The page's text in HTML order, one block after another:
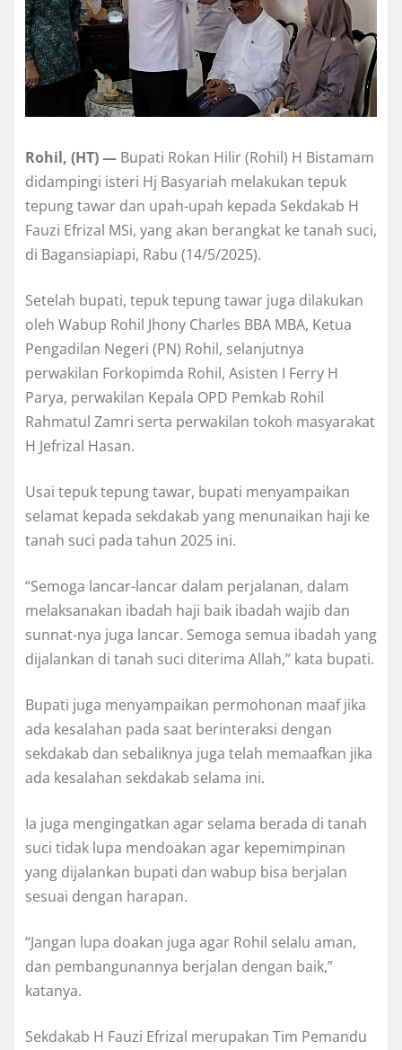
Rohil, (HT) — Bupati Rokan Hilir (Rohil) H Bistamam
didampingi isteri Hj Basyariah melakukan tepuk
tepung tawar dan upah-upah kepada Sekdakab H
Fauzi Efrizal MSi, yang akan berangkat ke tanah suci,
di Bagansiapiapi, Rabu (14/5/2025).
Setelah bupati, tepuk tepung tawar juga dilakukan
oleh Wabup Rohil Jhony Charles BBA MBA, Ketua
Pengadilan Negeri (PN) Rohil, selanjutnya
perwakilan Forkopimda Rohil, Asisten I Ferry H
Parya, perwakilan Kepala OPD Pemkab Rohil
Rahmatul Zamri serta perwakilan tokoh masyarakat
H Jefrizal Hasan.
Usai tepuk tepung tawar, bupati menyampaikan
selamat kepada sekdakab yang menunaikan haji ke
tanah suci pada tahun 2025 ini.
“Semoga lancar-lancar dalam perjalanan, dalam
melaksanakan ibadah haji baik ibadah wajib dan
sunnat-nya juga lancar. Semoga semua ibadah yang
dijalankan di tanah suci diterima Allah,” kata bupati.
Bupati juga menyampaikan permohonan maaf jika
ada kesalahan pada saat berinteraksi dengan
sekdakab dan sebaliknya juga telah memaafkan jika
ada kesalahan sekdakab selama ini.
Ia juga mengingatkan agar selama berada di tanah
suci tidak lupa mendoakan agar kepemimpinan
yang dijalankan bupati dan wabup bisa berjalan
sesuai dengan harapan.
“Jangan lupa doakan juga agar Rohil selalu aman,
dan pembangunannya berjalan dengan baik,”
katanya.
Sekdakab H Fauzi Efrizal merupakan Tim Pemandu